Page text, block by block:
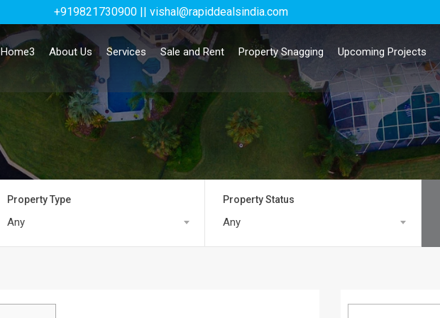
Home3 About Us Services Sale and Rent Property Snagging Upcoming Projects
Property Type
Any
Property Status
Any
+919821730900 || vishal@rapiddealsindia.com